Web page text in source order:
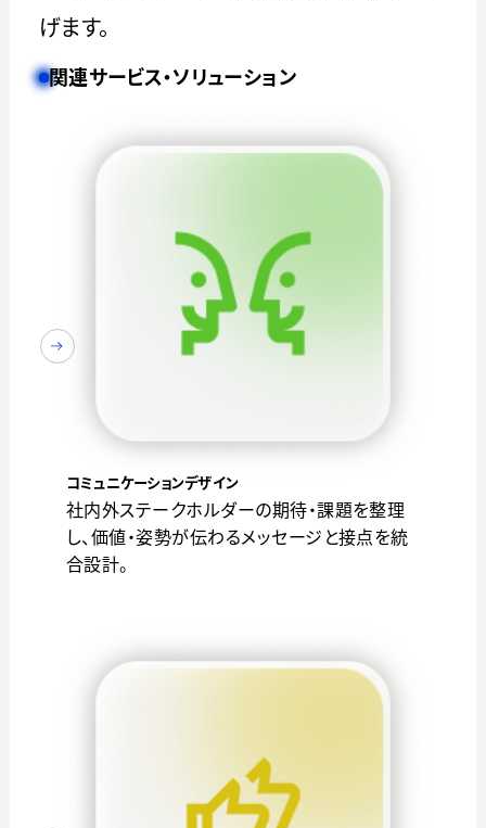
げます。
関連サービス・ソリューション
コミュニケーションデザイン
社内外ステークホルダーの期待・課題を整理
し、価値・姿勢が伝わるメッセージと接点を統
合設計。